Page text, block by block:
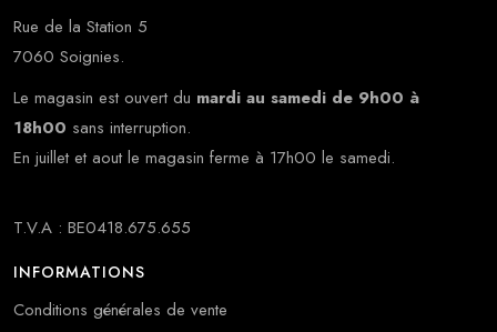
Rue de la Station 5
7060 Soignies.
Le magasin est ouvert du mardi au samedi de 9h00 à
18h00 sans interruption.
En juillet et aout le magasin ferme à 17h00 le samedi.
T.V.A : BE0418.675.655
INFORMATIONS
Conditions générales de vente